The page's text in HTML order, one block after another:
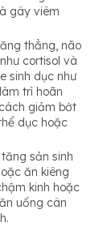
gây viêm
thẳng, não
cortisol và
sinh dục như
trì hoãn
giảm bớt
dục hoặc
sản sinh
ăn kiêng
kinh hoặc
uống cân